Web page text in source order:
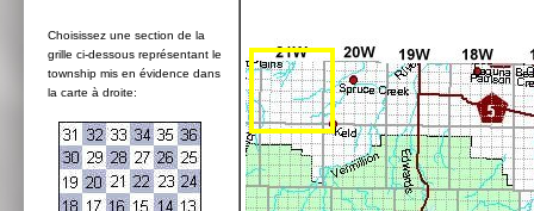
Choisissez une section de la
grille ci-dessous représentant le
township mis en évidence dans
la carte à droite: